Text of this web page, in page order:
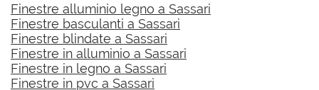
Finestre alluminio legno a Sassari
Finestre basculanti a Sassari
Finestre blindate a Sassari
Finestre in alluminio a Sassari
Finestre in legno a Sassari
Finestre in pvc a Sassari